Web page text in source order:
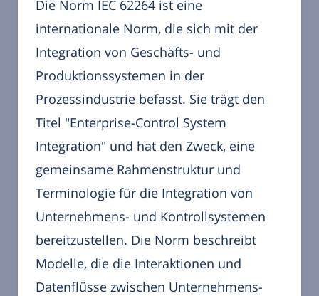
Die Norm IEC 62264 ist eine
internationale Norm, die sich mit der
Integration von Geschäfts- und
Produktionssystemen in der
Prozessindustrie befasst. Sie trägt den
Titel "Enterprise-Control System
Integration" und hat den Zweck, eine
gemeinsame Rahmenstruktur und
Terminologie für die Integration von
Unternehmens- und Kontrollsystemen
bereitzustellen. Die Norm beschreibt
Modelle, die die Interaktionen und
Datenflüsse zwischen Unternehmens-